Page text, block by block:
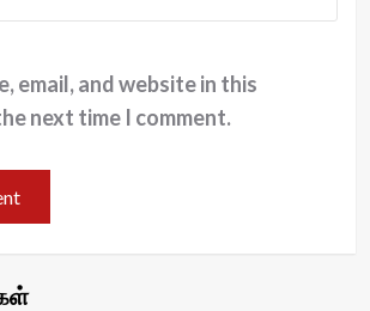
email, and website in this
next time I comment.